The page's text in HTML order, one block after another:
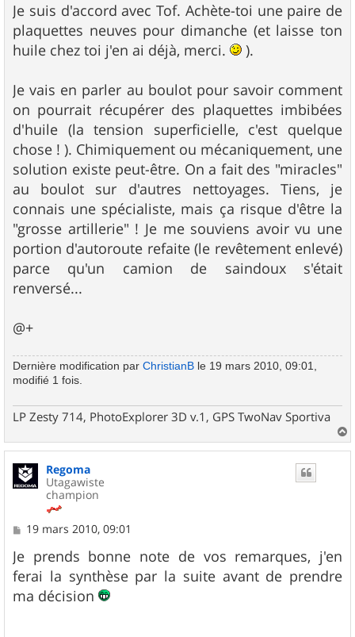
s
s
a
g
e
Je suis d'accord avec Tof. Achète-toi une paire de
plaquettes neuves pour dimanche (et laisse ton
huile chez toi j'en ai déjà, merci.
).
Je vais en parler au boulot pour savoir comment
on pourrait récupérer des plaquettes imbibées
d'huile (la tension superficielle, c'est quelque
chose ! ). Chimiquement ou mécaniquement, une
solution existe peut-être. On a fait des "miracles"
au boulot sur d'autres nettoyages. Tiens, je
connais une spécialiste, mais ça risque d'être la
"grosse artillerie" ! Je me souviens avoir vu une
portion d'autoroute refaite (le revêtement enlevé)
parce qu'un camion de saindoux s'était
renversé...
@+
Dernière modification par ChristianB le 19 mars 2010, 09:01,
modifié 1 fois.
LP Zesty 714, PhotoExplorer 3D v.1, GPS TwoNav Sportiva
a
Regoma
Utagawiste
champion
M
s
s
a
g
e
19 mars 2010, 09:01
Je prends bonne note de vos remarques, j'en
ferai la synthèse par la suite avant de prendre
ma décision